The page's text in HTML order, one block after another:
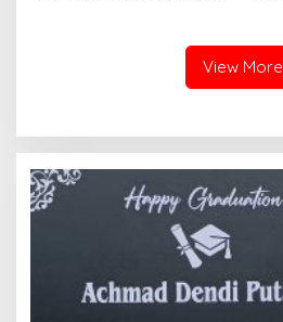
Dipamerkan kepada Publik
View More